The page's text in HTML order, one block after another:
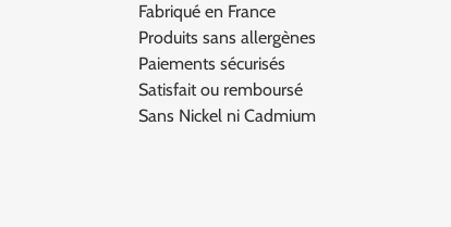
Fabriqué en France
Produits sans allergènes
Paiements sécurisés
Satisfait ou remboursé
Sans Nickel ni Cadmium